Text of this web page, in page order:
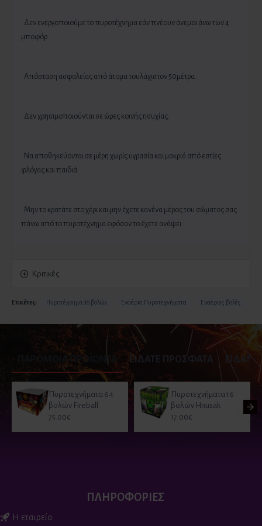
· Δεν ενεργοποιούμε το πυροτέχνημα εάν πνέουν άνεμοι άνω των 4
μποφόρ.
· Απόσταση ασφαλείας από άτομα τουλάχιστον 50μέτρα.
· Δεν χρησιμοποιούνται σε ώρες κοινής ησυχίας.
· Να αποθηκεύονται σε μέρη χωρίς υγρασία και μακριά από εστίες
φλόγας και παιδιά.
· Μην το κρατάτε στο χέρι και μην έχετε κανένα μέρος του σώματος σας
πάνω από το πυροτέχνημα εφόσον το έχετε ανάψει
Κριτικές
Ετικέτες: Πυροτέχνημα 36 βολών Εναέρια Πυροτεχνήματα Εναέριες βολές
ΠΑΡΟΜΟΙΑ ΠΡΟΪΟΝΤΑ ΕΙΔΑΤΕ ΠΡΟΣΦΑΤΑ ΕΙΔΑΝ
Πυροτεχνήματα 64
βολών Fireball
75.00€
Πυροτεχνήματα 16
βολών Hnusak
17.00€
ΠΛΗΡΟΦΟΡΙΕΣ
Η εταιρεία